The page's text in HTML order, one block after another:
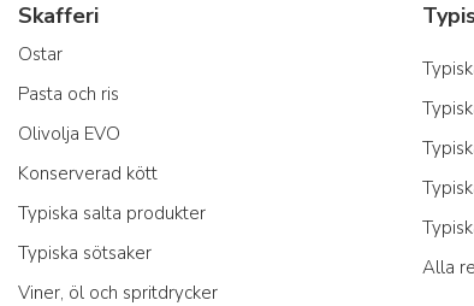
Skafferi
Ostar
Pasta och ris
Olivolja EVO
Konserverad kött
Typiska salta produkter
Typiska sötsaker
Viner, öl och spritdrycker
Alla